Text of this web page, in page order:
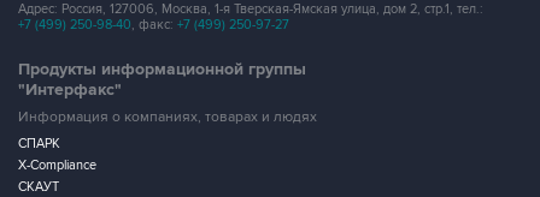
Адрес: Россия, 127006, Москва, 1-я Тверская-Ямская улица, дом 2, стр.1, тел.:
+7 (499) 250-98-40, факс: +7 (499) 250-97-27
Продукты информационной группы
"Интерфакс"
Информация о компаниях, товарах и людях
СПАРК
X-Compliance
СКАУТ